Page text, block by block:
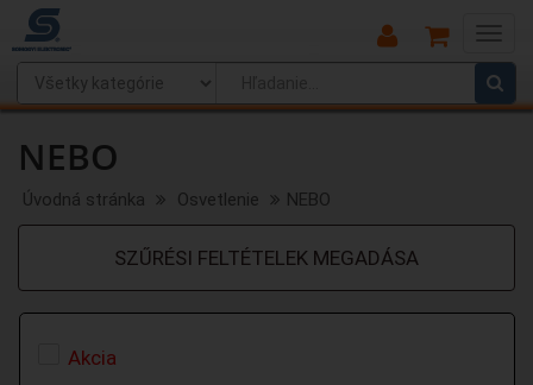
Main
Menu
NEBO
Úvodná stránka Osvetlenie NEBO
SZŰRÉSI FELTÉTELEK MEGADÁSA
Akcia